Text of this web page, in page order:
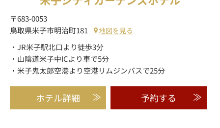
〒683-0053
鳥取県米子市明治町181
地図を見る
・JR米子駅北口より徒歩3分
・山陰道米子中ICより車で5分
・米子鬼太郎空港より空港リムジンバスで25分
ホテル詳細 予約する